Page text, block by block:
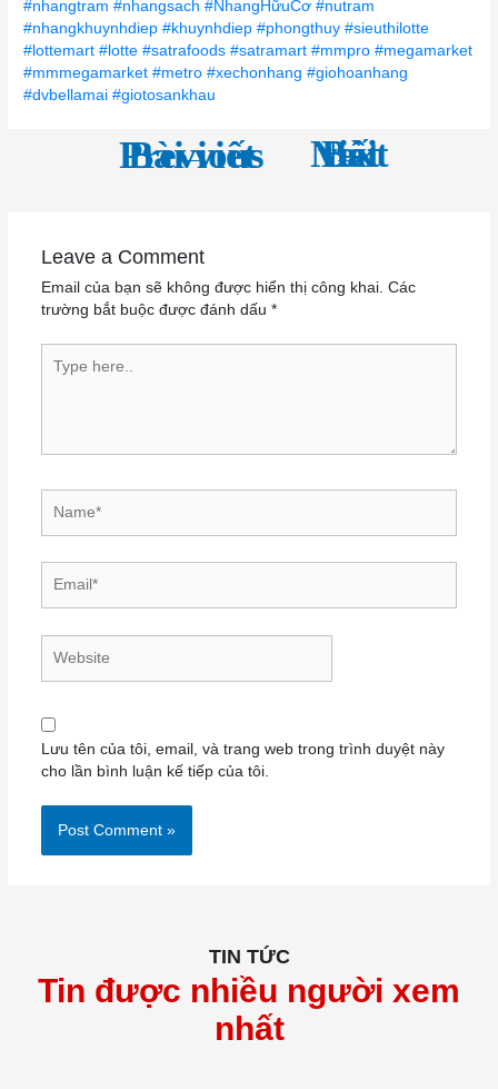
#nhangtram #nhangsach #NhangHữuCơ #nutram
#nhangkhuynhdiep #khuynhdiep #phongthuy #sieuthilotte
#lottemart #lotte #satrafoods #satramart #mmpro #megamarket
#mmmegamarket #metro #xechonhang #giohoanhang
#dvbellamai #giotosankhau
←
Previous Bài viết Next Bài viết
→
Leave a Comment
Email của bạn sẽ không được hiển thị công khai. Các
trường bắt buộc được đánh dấu *
Lưu tên của tôi, email, và trang web trong trình duyệt này
cho lần bình luận kế tiếp của tôi.
TIN TỨC
Tin được nhiều người xem
nhất